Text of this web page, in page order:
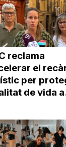
reclama
el
per
de vida